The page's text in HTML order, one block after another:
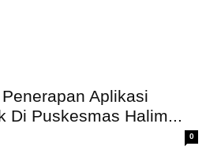
Aplikasi
Di Puskesmas Halim...
0